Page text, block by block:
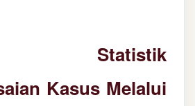
Statistik
Kasus Melalui